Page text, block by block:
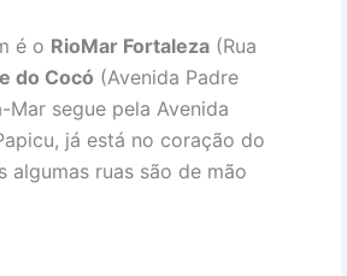
é o RioMar Fortaleza (Rua
do Cocó (Avenida Padre
segue pela Avenida
já está no coração do
algumas ruas são de mão